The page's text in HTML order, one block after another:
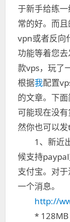
于新手给练
常的好。而
vpn或者反向
功能等着您
款vps，玩了
根据我配置
的文章。下
可能现在没
然你也可以发
1、新近出
候支持
支付宝。对
一个消息。
http://
* 128MB